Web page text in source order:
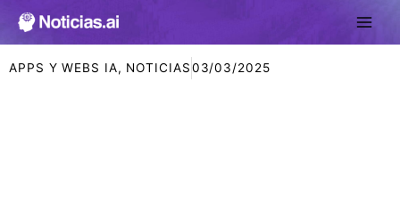
APPS Y WEBS IA, NOTICIAS03/03/2025